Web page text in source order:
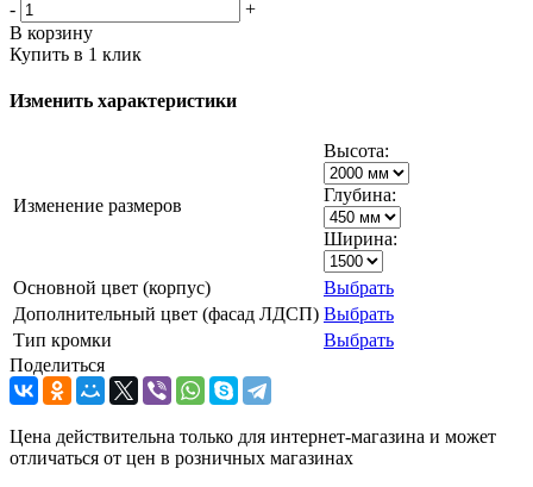
-
+
В корзину
Купить в 1 клик
Изменить характеристики
Изменение размеров
Высота:
Глубина:
Ширина:
Основной цвет (корпус)
Выбрать
Дополнительный цвет (фасад ЛДСП) Выбрать
Тип кромки
Выбрать
Поделиться
Цена действительна только для интернет-магазина и может
отличаться от цен в розничных магазинах